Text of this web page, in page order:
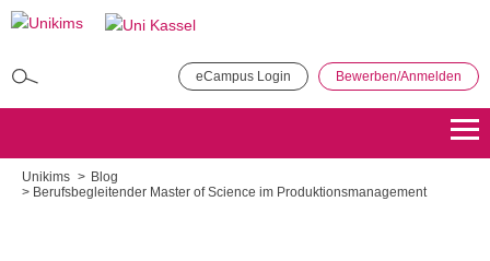
Direkt
eCampus Login Bewerben/Anmelden
Bewerben
Unikims
Blog
Berufsbegleitender Master of Science im Produktionsmanagement